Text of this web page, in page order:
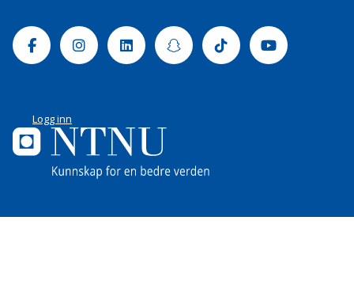
FacebookInstagramLinkedinSnapchatTiktok Youtube
Logg inn